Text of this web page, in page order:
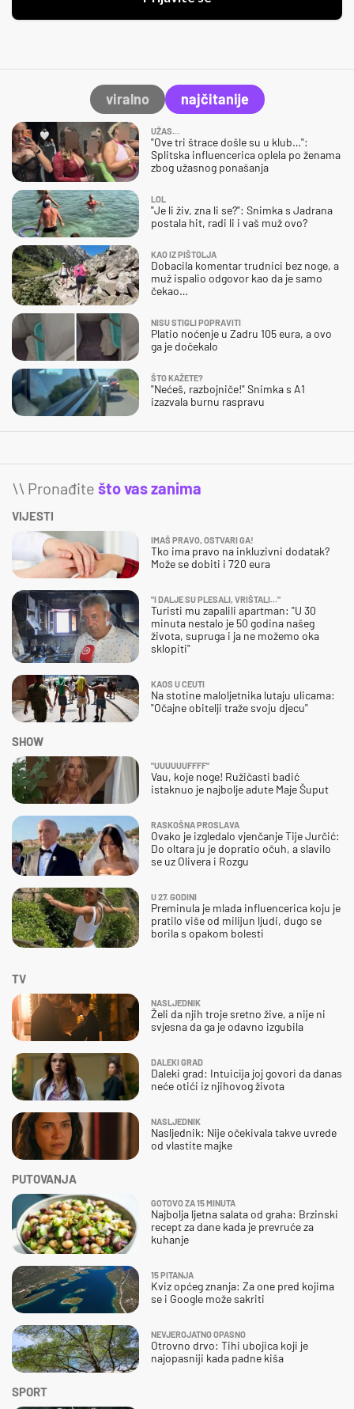
viralno najčitanije
UŽAS…
"Ove tri štrace došle su u klub…":
Splitska influencerica oplela po ženama
zbog užasnog ponašanja
LOL
"Je li živ, zna li se?": Snimka s Jadrana
postala hit, radi li i vaš muž ovo?
KAO IZ PIŠTOLJA
Dobacila komentar trudnici bez noge, a
muž ispalio odgovor kao da je samo
čekao…
NISU STIGLI POPRAVITI
Platio noćenje u Zadru 105 eura, a ovo
ga je dočekalo
ŠTO KAŽETE?
"Nećeš, razbojniče!" Snimka s A1
izazvala burnu raspravu
\\ Pronađite što vas zanima
VIJESTI
IMAŠ PRAVO, OSTVARI GA!
Tko ima pravo na inkluzivni dodatak?
Može se dobiti i 720 eura
"I DALJE SU PLESALI, VRIŠTALI..."
Turisti mu zapalili apartman: "U 30
minuta nestalo je 50 godina našeg
života, supruga i ja ne možemo oka
sklopiti"
KAOS U CEUTI
Na stotine maloljetnika lutaju ulicama:
"Očajne obitelji traže svoju djecu"
SHOW
"UUUUUUFFFF"
Vau, koje noge! Ružičasti badić
istaknuo je najbolje adute Maje Šuput
RASKOŠNA PROSLAVA
Ovako je izgledalo vjenčanje Tije Jurčić:
Do oltara ju je dopratio očuh, a slavilo
se uz Olivera i Rozgu
U 27. GODINI
Preminula je mlada influencerica koju je
pratilo više od milijun ljudi, dugo se
borila s opakom bolesti
SPORT
TV
NASLJEDNIK
Želi da njih troje sretno žive, a nije ni
svjesna da ga je odavno izgubila
DALEKI GRAD
Daleki grad: Intuicija joj govori da danas
neće otići iz njihovog života
NASLJEDNIK
Nasljednik: Nije očekivala takve uvrede
od vlastite majke
PUTOVANJA
GOTOVO ZA 15 MINUTA
Najbolja ljetna salata od graha: Brzinski
recept za dane kada je prevruće za
kuhanje
15 PITANJA
Kviz općeg znanja: Za one pred kojima
se i Google može sakriti
NEVJEROJATNO OPASNO
Otrovno drvo: Tihi ubojica koji je
najopasniji kada padne kiša